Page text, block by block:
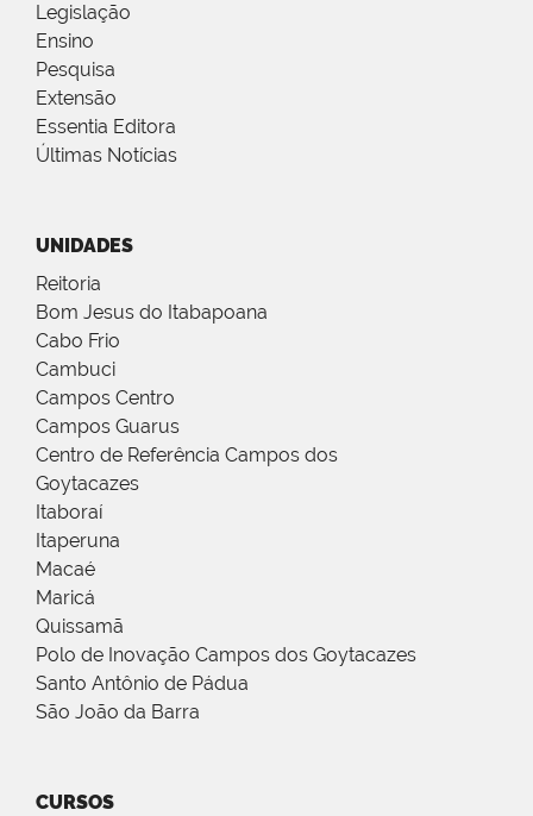
Legislação
Ensino
Pesquisa
Extensão
Essentia Editora
Últimas Notícias
UNIDADES
Reitoria
Bom Jesus do Itabapoana
Cabo Frio
Cambuci
Campos Centro
Campos Guarus
Centro de Referência Campos dos
Goytacazes
Itaboraí
Itaperuna
Macaé
Maricá
Quissamã
Polo de Inovação Campos dos Goytacazes
Santo Antônio de Pádua
São João da Barra
CURSOS